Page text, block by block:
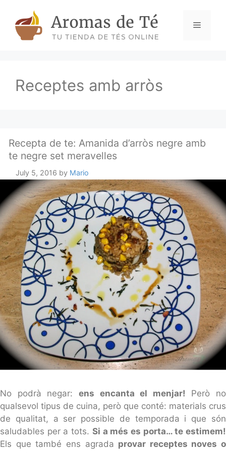
content
Menu
Receptes amb arròs
Recepta de te: Amanida d’arròs negre amb
te negre set meravelles
July 5, 2016 by Mario
No podrà negar: ens encanta el menjar! Però no
qualsevol tipus de cuina, però que conté: materials crus
de qualitat, a ser possible de temporada i que són
saludables per a tots. Si a més es porta… te estimem!
Els que també ens agrada provar receptes noves o